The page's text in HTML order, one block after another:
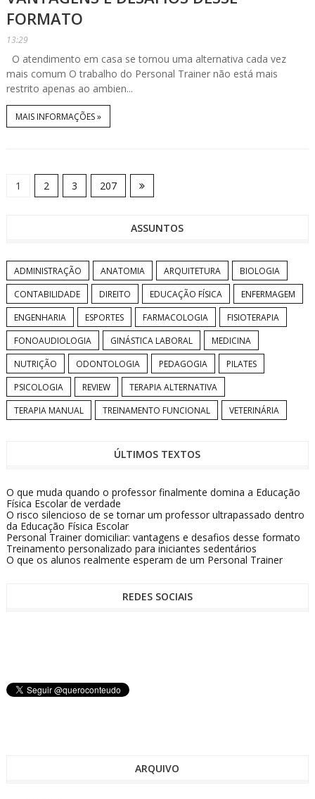
FORMATO
13:29
O atendimento em casa se tornou uma alternativa cada vez
mais comum O trabalho do Personal Trainer não está mais
restrito apenas ao ambien...
MAIS INFORMAÇÕES »
1 2 3 207
ASSUNTOS
ADMINISTRAÇÃO ANATOMIA ARQUITETURA
BIOLOGIA
CONTABILIDADE
DIREITO EDUCAÇÃO FÍSICA
ENFERMAGEM
ENGENHARIA
ESPORTES FARMACOLOGIA
FISIOTERAPIA
FONOAUDIOLOGIA
GINÁSTICA LABORAL
MEDICINA
NUTRIÇÃO
ODONTOLOGIA PEDAGOGIA
PILATES
PSICOLOGIA
REVIEW
TERAPIA ALTERNATIVA
TERAPIA MANUAL
TREINAMENTO FUNCIONAL VETERINÁRIA
ÚLTIMOS TEXTOS
O que muda quando o professor finalmente domina a Educação
Física Escolar de verdade
O risco silencioso de se tornar um professor ultrapassado dentro
da Educação Física Escolar
Personal Trainer domiciliar: vantagens e desafios desse formato
Treinamento personalizado para iniciantes sedentários
O que os alunos realmente esperam de um Personal Trainer
REDES SOCIAIS
ARQUIVO